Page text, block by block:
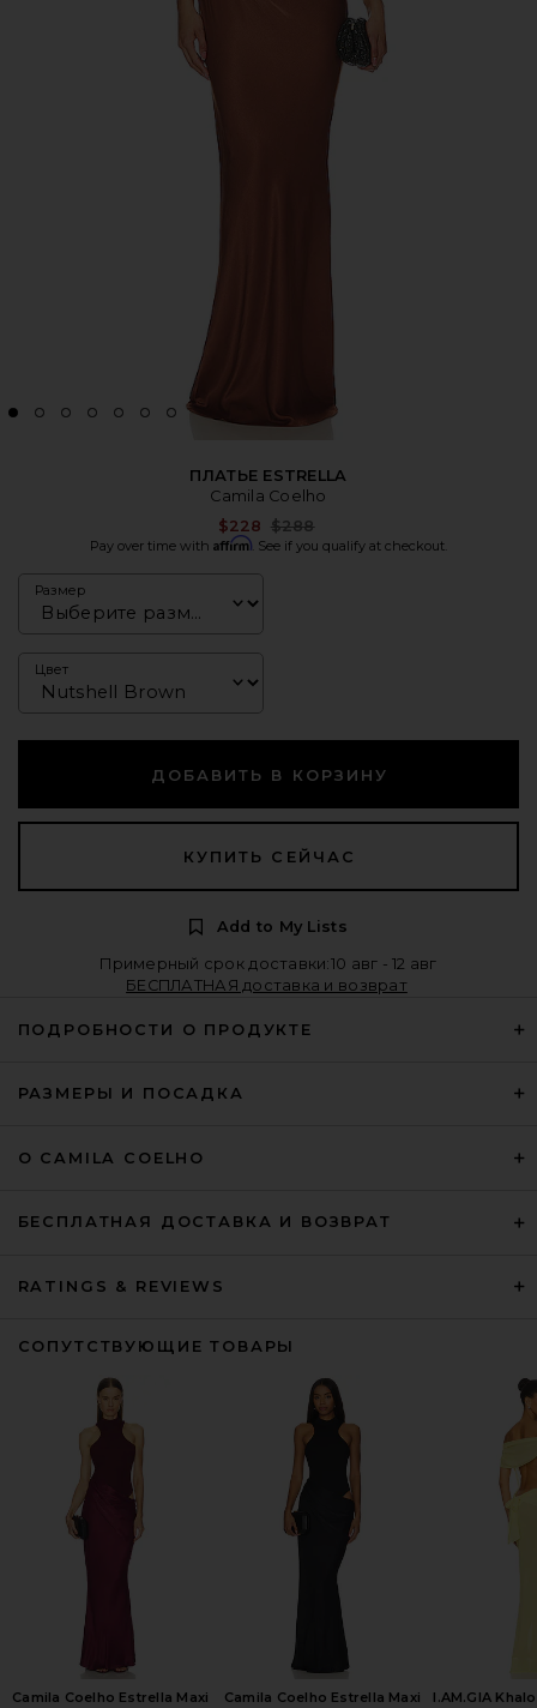
ПЛАТЬЕ ESTRELLA
Camila Coelho
$228 Previous price:
$288
Pay over time with Affirm . See if you qualify at checkout.
Размер
Цвет
ДОБАВИТЬ В КОРЗИНУ
КУПИТЬ СЕЙЧАС
Add to My Lists
Примерный срок доставки:10 авг - 12 авг
БЕСПЛАТНАЯ доставка и возврат
ПОДРОБНОСТИ О ПРОДУКТЕ
РАЗМЕРЫ И ПОСАДКА
О CAMILA COELHO
БЕСПЛАТНАЯ ДОСТАВКА И ВОЗВРАТ
RATINGS & REVIEWS
СОПУТСТВУЮЩИЕ ТОВАРЫ
Camila Coelho Estrella Maxi
Camila Coelho Estrella Maxi
I.AM.GIA